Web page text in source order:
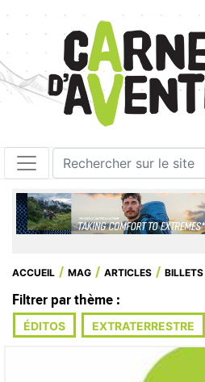
ACCUEIL MAG ARTICLES
Filtrer par thème :
ÉDITOS EXTRATERRESTRE